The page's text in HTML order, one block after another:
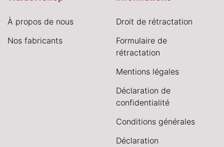
À propos de nous
Nos fabricants
Droit de rétractation
Formulaire de
rétractation
Mentions légales
Déclaration de
confidentialité
Conditions générales
Déclaration